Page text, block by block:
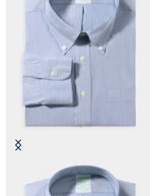
Camicia Slim Fit Non-Iron Oxford
con Collo Button Down